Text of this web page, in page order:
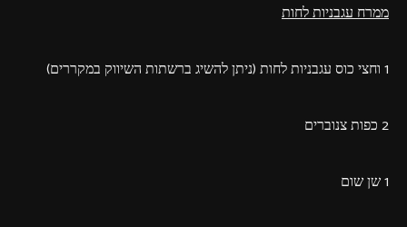
ממרח עגבניות לחות
1 וחצי כוס עגבניות לחות (ניתן להשיג ברשתות השיווק במקררים)
2 כפות צנוברים
1 שן שום